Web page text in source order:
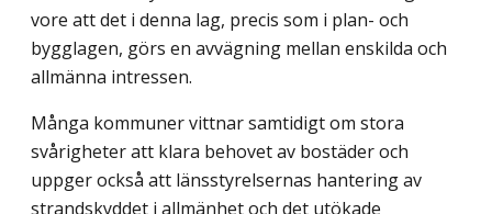
vore att det i denna lag, precis som i plan- och
bygglagen, görs en avvägning mellan enskilda och
allmänna intressen.
Många kommuner vittnar samtidigt om stora
svårigheter att klara behovet av bostäder och
uppger också att länsstyrelsernas hantering av
strandskyddet i allmänhet och det utökade